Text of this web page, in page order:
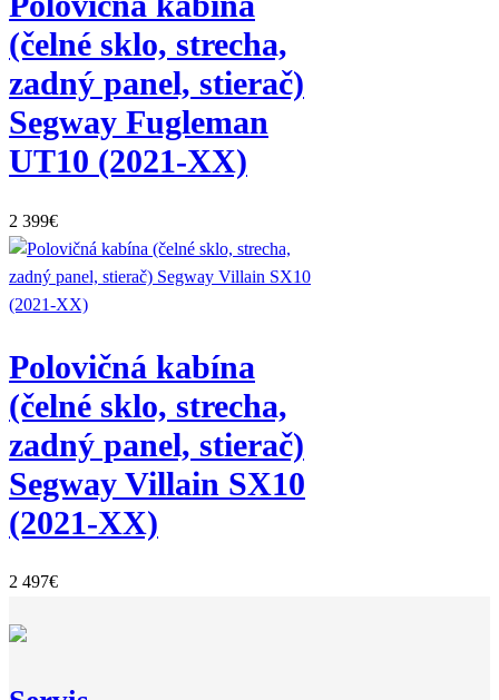
(čelné sklo, strecha,
zadný panel, stierač)
Segway Fugleman
UT10 (2021-XX)
2 399€
Polovičná kabína
(čelné sklo, strecha,
zadný panel, stierač)
Segway Villain SX10
(2021-XX)
2 497€